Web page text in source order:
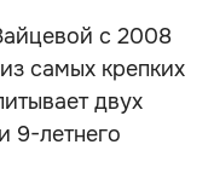
с 2008
самых крепких
двух
9-летнего